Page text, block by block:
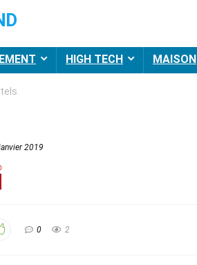
HIGH TECH MAISON
2019
0 2